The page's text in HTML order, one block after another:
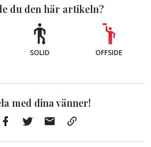
du den här artikeln?
SOLID OFFSIDE
med dina vänner!